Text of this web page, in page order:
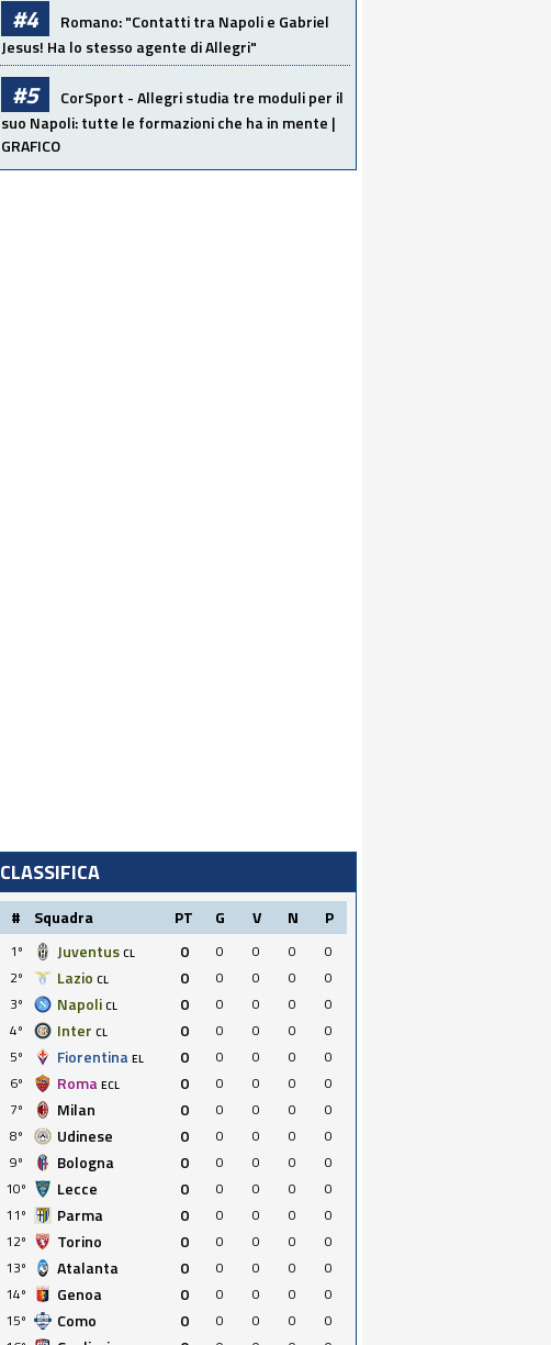
#4
Romano: "Contatti tra Napoli e Gabriel
Jesus! Ha lo stesso agente di Allegri"
#5
CorSport - Allegri studia tre moduli per il
suo Napoli: tutte le formazioni che ha in mente |
GRAFICO
CLASSIFICA
# Squadra PT G V N P
1º Juventus CL 0 0 0 0
0
2º
Lazio CL 0 0 0 0
0
3º
Napoli CL 0 0 0 0
0
4º
Inter CL 0 0 0 0
0
5º
Fiorentina EL 0 0 0 0
0
6º
Roma ECL 0 0 0 0
0
7º
Milan 0 0 0 0
0
8º
Udinese 0 0 0 0
0
9º
Bologna 0 0 0 0
0
10º
Lecce 0 0 0 0
0
11º
Parma 0 0 0 0
0
12º
Torino 0 0 0 0
0
13º
Atalanta 0 0 0 0
0
14º
Genoa 0 0 0 0
0
15º
Como 0 0 0 0
0